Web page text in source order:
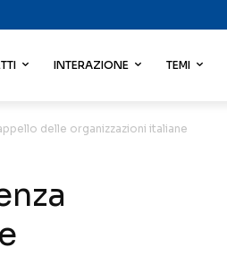
INTERAZIONE TEMI
delle organizzazioni italiane